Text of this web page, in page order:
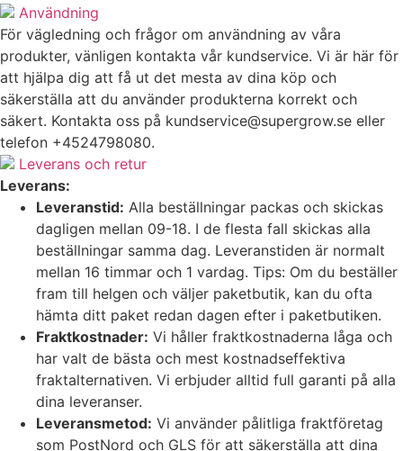
Användning
För vägledning och frågor om användning av våra
produkter, vänligen kontakta vår kundservice. Vi är här för
att hjälpa dig att få ut det mesta av dina köp och
säkerställa att du använder produkterna korrekt och
säkert. Kontakta oss på kundservice@supergrow.se eller
telefon +4524798080.
Leverans och retur
Leverans:
Leveranstid: Alla beställningar packas och skickas
dagligen mellan 09-18. I de flesta fall skickas alla
beställningar samma dag. Leveranstiden är normalt
mellan 16 timmar och 1 vardag. Tips: Om du beställer
fram till helgen och väljer paketbutik, kan du ofta
hämta ditt paket redan dagen efter i paketbutiken.
Fraktkostnader: Vi håller fraktkostnaderna låga och
har valt de bästa och mest kostnadseffektiva
fraktalternativen. Vi erbjuder alltid full garanti på alla
dina leveranser.
Leveransmetod: Vi använder pålitliga fraktföretag
som PostNord och GLS för att säkerställa att dina